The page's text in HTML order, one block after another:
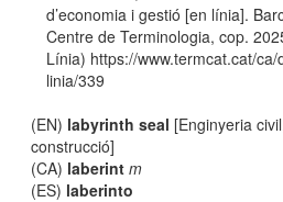
d’economia i gestió [en línia].
Centre de Terminologia, cop.
Línia) https://www.termcat.cat/
linia/339
(EN) labyrinth seal [Enginyeria
construcció]
(CA) laberint m
(ES) laberinto